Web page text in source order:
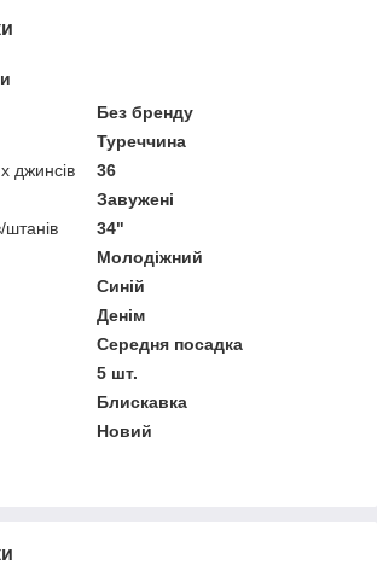
Без бренду
Туреччина
джинсів
36
Завужені
34"
Молодіжний
Синій
Денім
Середня посадка
5 шт.
Блискавка
Новий